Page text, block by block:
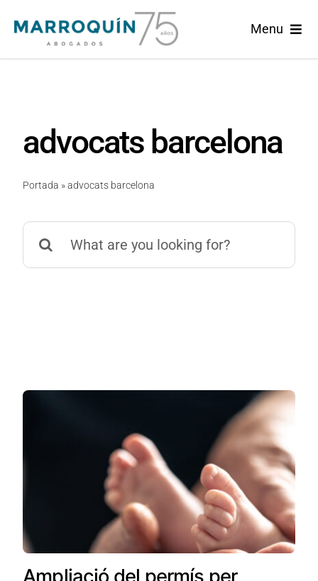
content
Menu
Àrees de Pràctica
Català
advocats barcelona
Portada »advocats barcelona
Search
for: